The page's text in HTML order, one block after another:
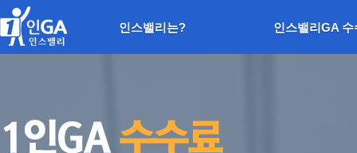
인스밸리는? 인스밸리GA 수